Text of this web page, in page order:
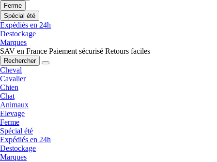
Ferme
Spécial été
Expédiés en 24h
Destockage
Marques
SAV en France Paiement sécurisé Retours faciles
Rechercher
Cheval
Cavalier
Chien
Chat
Animaux
Elevage
Ferme
Spécial été
Expédiés en 24h
Destockage
Marques